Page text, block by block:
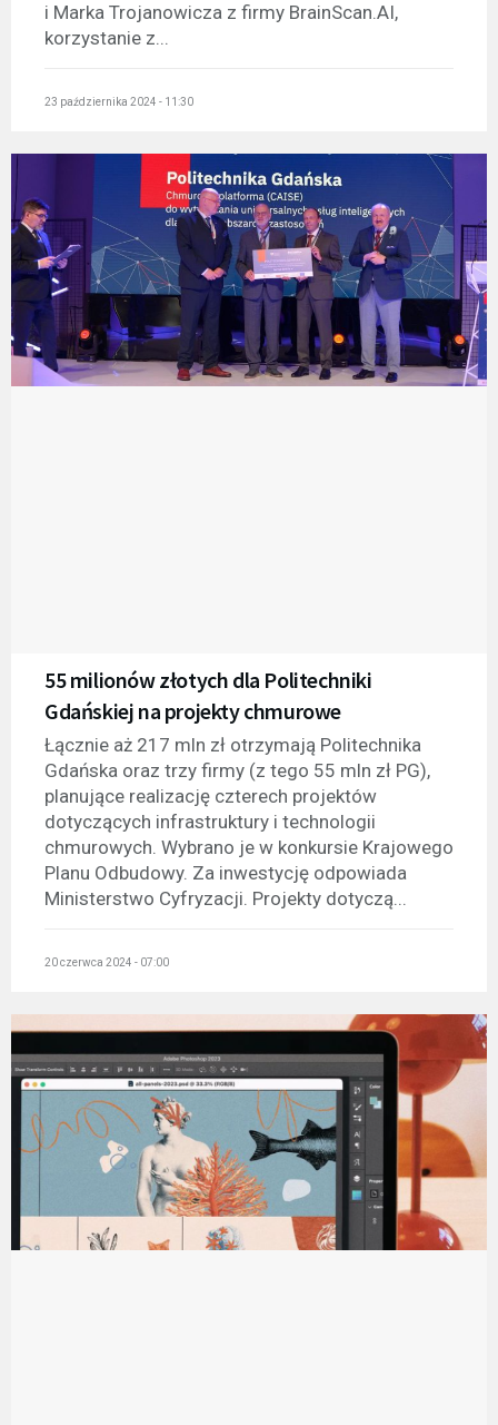
i Marka Trojanowicza z firmy BrainScan.AI,
korzystanie z...
23 października 2024 - 11:30
55 milionów złotych dla Politechniki
Gdańskiej na projekty chmurowe
Łącznie aż 217 mln zł otrzymają Politechnika
Gdańska oraz trzy firmy (z tego 55 mln zł PG),
planujące realizację czterech projektów
dotyczących infrastruktury i technologii
chmurowych. Wybrano je w konkursie Krajowego
Planu Odbudowy. Za inwestycję odpowiada
Ministerstwo Cyfryzacji. Projekty dotyczą...
20 czerwca 2024 - 07:00